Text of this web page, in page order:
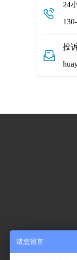
24
投
请您留言